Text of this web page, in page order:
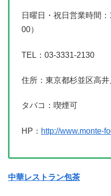
日曜日・祝日営業時間
00）
TEL：03-3331-2130
住所：東京都杉並区高
タバコ：喫煙可
HP： http://www.monte-
中華レストラン包茶